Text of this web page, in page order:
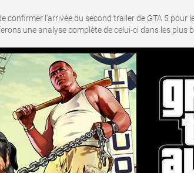
confirmer l'arrivée du second trailer de GTA 5 pour
une analyse complète de celui-ci dans les plus